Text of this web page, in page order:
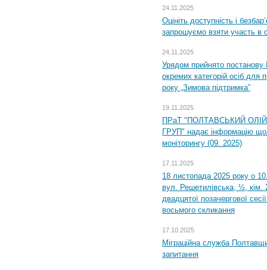
24.11.2025
Оцініть доступність і
запрошуємо взяти участь в
24.11.2025
Урядом прийнято постанову
окремих категорій осіб для
року „Зимова підтримка”
19.11.2025
ПРаТ "ПОЛТАВСЬКИЙ
ГРУП" надає інформацію
моніторингу (09. 2025)
17.11.2025
18 листопада 2025 року о
вул. Решетилівська, ½, кім.
двадцятої позачергової
восьмого скликання
17.10.2025
Міграційна служба
запитання